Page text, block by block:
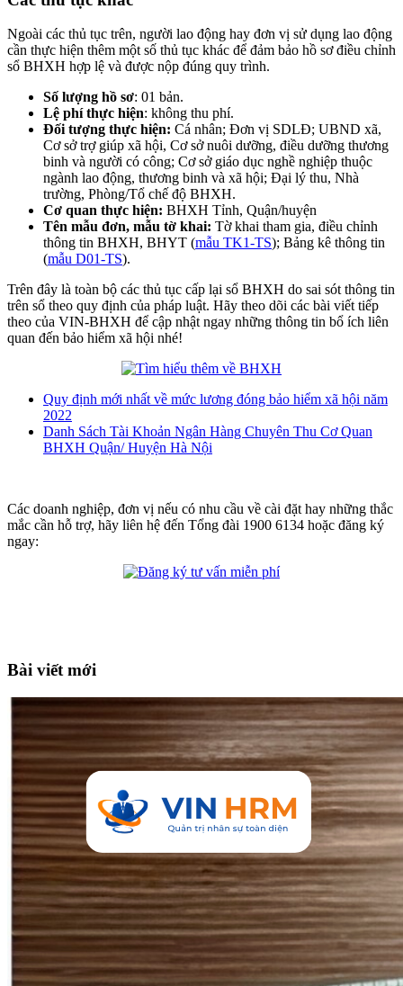
Ngoài các thủ tục trên, người lao động hay đơn vị sử dụng lao động
cần thực hiện thêm một số thủ tục khác để đảm bảo hồ sơ điều chỉnh
sổ BHXH hợp lệ và được nộp đúng quy trình.
Số lượng hồ sơ: 01 bản.
Lệ phí thực hiện: không thu phí.
Đối tượng thực hiện: Cá nhân; Đơn vị SDLĐ; UBND xã,
Cơ sở trợ giúp xã hội, Cơ sở nuôi dưỡng, điều dưỡng thương
binh và người có công; Cơ sở giáo dục nghề nghiệp thuộc
ngành lao động, thương binh và xã hội; Đại lý thu, Nhà
trường, Phòng/Tổ chế độ BHXH.
Cơ quan thực hiện: BHXH Tỉnh, Quận/huyện
Tên mẫu đơn, mẫu tờ khai: Tờ khai tham gia, điều chỉnh
thông tin BHXH, BHYT (mẫu TK1-TS); Bảng kê thông tin
(mẫu D01-TS).
Trên đây là toàn bộ các thủ tục cấp lại sổ BHXH do sai sót thông tin
trên sổ theo quy định của pháp luật. Hãy theo dõi các bài viết tiếp
theo của VIN-BHXH để cập nhật ngay những thông tin bổ ích liên
quan đến bảo hiểm xã hội nhé!
Quy định mới nhất về mức lương đóng bảo hiểm xã hội năm
2022
Danh Sách Tài Khoản Ngân Hàng Chuyên Thu Cơ Quan
BHXH Quận/ Huyện Hà Nội
Các doanh nghiệp, đơn vị nếu có nhu cầu về cài đặt hay những thắc
mắc cần hỗ trợ, hãy liên hệ đến Tổng đài 1900 6134 hoặc đăng ký
ngay:
Bài viết mới